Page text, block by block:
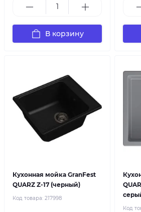
В корзину
Кухонная мойка GranFest
QUARZ Z-17 (черный)
Код товара: 217998
Код